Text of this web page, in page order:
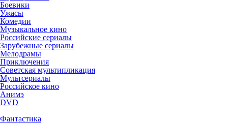
Боевики
Ужасы
Комедии
Музыкальное кино
Российские сериалы
Зарубежные сериалы
Мелодрамы
Приключения
Советская мультипликация
Мультсериалы
Российское кино
Анимэ
DVD
Фантастика